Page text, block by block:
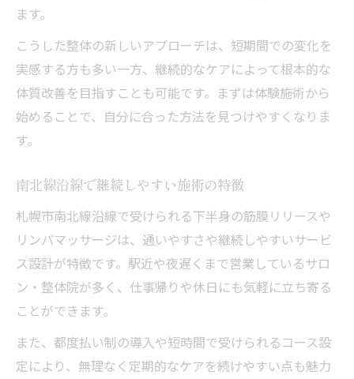
ます。
こうした整体の新しいアプローチは、短期間での変化を
実感する方も多い一方、継続的なケアによって根本的な
体質改善を目指すことも可能です。まずは体験施術から
始めることで、自分に合った方法を見つけやすくなりま
す。
南北線沿線で継続しやすい施術の特徴
札幌市南北線沿線で受けられる下半身の筋膜リリースや
リンパマッサージは、通いやすさや継続しやすいサービ
ス設計が特徴です。駅近や夜遅くまで営業しているサロ
ン・整体院が多く、仕事帰りや休日にも気軽に立ち寄る
ことができます。
また、都度払い制の導入や短時間で受けられるコース設
定により、無理なく定期的なケアを続けやすい点も魅力